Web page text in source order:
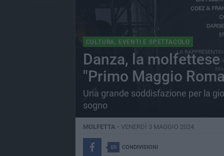
CULTURA, EVENTI E SPETTACOLO
Danza, la
"Primo Maggio
Una grande soddisfazione per la
sogno
MOLFETTA - VENERDÌ 3 MAGGIO 2024
69 CONDIVISIONI